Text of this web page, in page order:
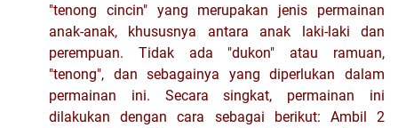
"tenong cincin" yang merupakan jenis permainan
anak-anak, khususnya antara anak laki-laki dan
perempuan. Tidak ada "dukon" atau ramuan,
"tenong", dan sebagainya yang diperlukan dalam
permainan ini. Secara singkat, permainan ini
dilakukan dengan cara sebagai berikut: Ambil 2